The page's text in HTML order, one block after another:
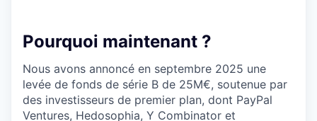
Pourquoi maintenant ?
Nous avons annoncé en septembre 2025 une
levée de fonds de série B de 25M€, soutenue par
des investisseurs de premier plan, dont PayPal
Ventures, Hedosophia, Y Combinator et